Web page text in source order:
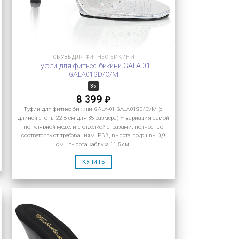
ОБУВЬ ДЛЯ ФИТНЕС-БИКИНИ
Туфли для фитнес бикини GALA-01
GALA01SD/C/M
35
8 399 ₽
Туфли для фитнес бикини GALA-01 GALA01SD/C/M (с
длиной стопы 22.8 см для 35 размера) – вариация самой
популярной модели с отделкой стразами, полностью
соответствуют требованиям IFBB, высота подошвы 0,9
см., высота каблука 11,5 см.
КУПИТЬ